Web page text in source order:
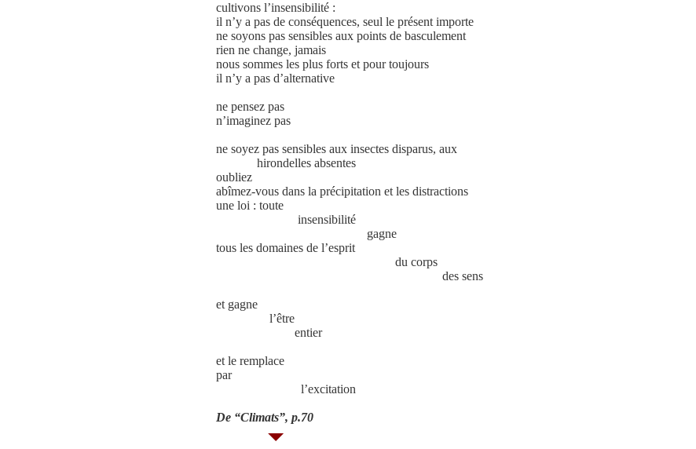
cultivons l’insensibilité :
il n’y a pas de conséquences, seul le présent importe
ne soyons pas sensibles aux points de basculement
rien ne change, jamais
nous sommes les plus forts et pour toujours
il n’y a pas d’alternative
ne pensez pas
n’imaginez pas
ne soyez pas sensibles aux insectes disparus, aux
hirondelles absentes
oubliez
abîmez-vous dans la précipitation et les distractions
une loi : toute
insensibilité
gagne
tous les domaines de l’esprit
du corps
des sens
et gagne
l’être
entier
et le remplace
par
l’excitation
De “Climats”, p.70